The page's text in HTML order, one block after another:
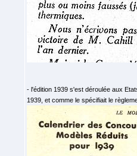
- l'édition 1939 s'est déroulée aux
1939, et comme le spécifiait le